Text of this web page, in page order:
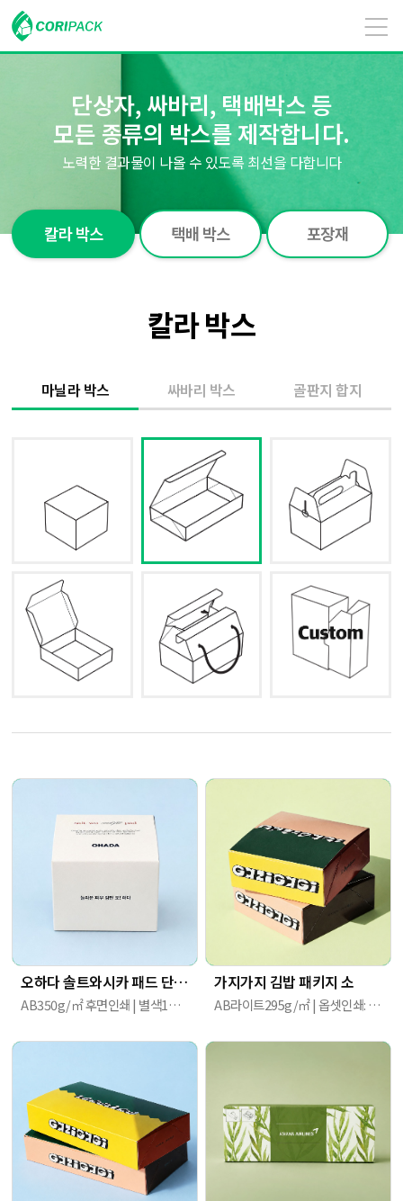
단상자, 싸바리, 택배박스 등
모든 종류의 박스를 제작합니다.
노력한 결과물이 나올 수 있도록 최선을 다합니다
칼라 박스 택배 박스 포장재
칼라 박스
마닐라 박스 싸바리 박스 골판지 합지
오하다 솔트와시카 패드 단상자
AB350g/㎡ 후면인쇄 | 별색1도+먹1도(소이잉크) / 별색1도 / 후면 IR 인쇄 | 87mm X 87mm X 78mm
가지가지 김밥 패키지 소
AB라이트295g/㎡ | 옵셋인쇄: 전면 4도 | 120mm X 120mm X 45mm